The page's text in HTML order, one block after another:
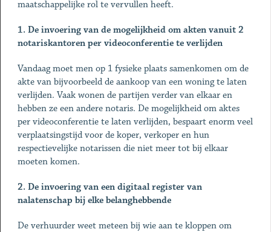
maatschappelijke rol te vervullen heeft.
1. De invoering van de mogelijkheid om akten vanuit 2
notariskantoren per videoconferentie te verlijden
Vandaag moet men op 1 fysieke plaats samenkomen om de
akte van bijvoorbeeld de aankoop van een woning te laten
verlijden. Vaak wonen de partijen verder van elkaar en
hebben ze een andere notaris. De mogelijkheid om aktes
per videoconferentie te laten verlijden, bespaart enorm veel
verplaatsingstijd voor de koper, verkoper en hun
respectievelijke notarissen die niet meer tot bij elkaar
moeten komen.
2. De invoering van een digitaal register van
nalatenschap bij elke belanghebbende
De verhuurder weet meteen bij wie aan te kloppen om